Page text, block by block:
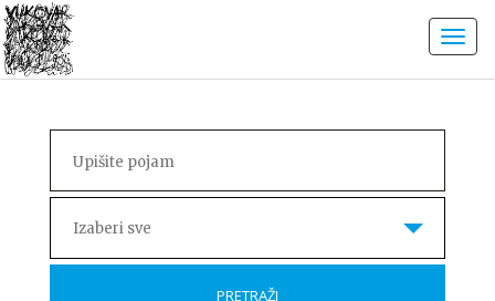
Izaberi sve
PRETRAŽI